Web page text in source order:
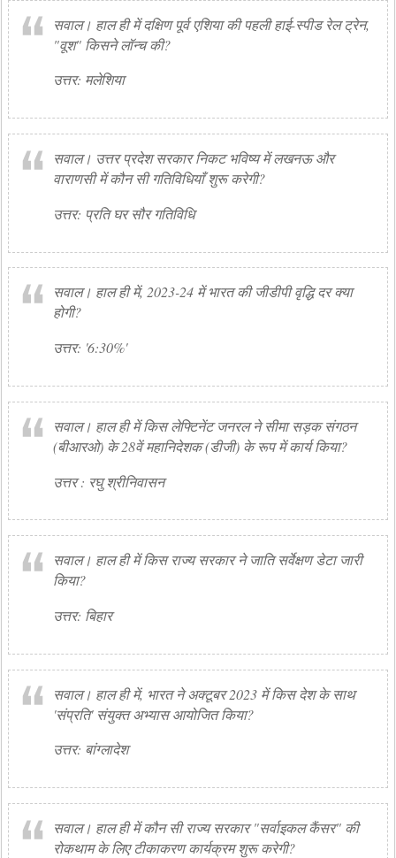
सवाल। हाल ही में दक्षिण पूर्व एशिया की पहली हाई-स्पीड रेल ट्रेन,
"वूश" किसने लॉन्च की?
उत्तर: मलेशिया
सवाल। उत्तर प्रदेश सरकार निकट भविष्य में लखनऊ और
वाराणसी में कौन सी गतिविधियाँ शुरू करेगी?
उत्तर: प्रति घर सौर गतिविधि
सवाल। हाल ही में, 2023-24 में भारत की जीडीपी वृद्धि दर क्या
होगी?
उत्तर: '6:30%'
सवाल। हाल ही में किस लेफ्टिनेंट जनरल ने सीमा सड़क संगठन
(बीआरओ) के 28वें महानिदेशक (डीजी) के रूप में कार्य किया?
उत्तर : रघु श्रीनिवासन
सवाल। हाल ही में किस राज्य सरकार ने जाति सर्वेक्षण डेटा जारी
किया?
उत्तर: बिहार
सवाल। हाल ही में, भारत ने अक्टूबर 2023 में किस देश के साथ
'संप्रति' संयुक्त अभ्यास आयोजित किया?
उत्तर: बांग्लादेश
सवाल। हाल ही में कौन सी राज्य सरकार "सर्वाइकल कैंसर" की
रोकथाम के लिए टीकाकरण कार्यक्रम शुरू करेगी?